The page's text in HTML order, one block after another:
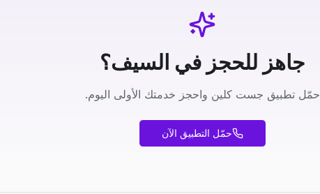
جاهز للحجز في السيف؟
حمّل تطبيق جست كلين واحجز خدمتك الأولى اليوم.
حمّل التطبيق الآن